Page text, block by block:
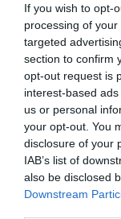
If you wish to opt-
processing of
targeted
section to confirm
opt-out request is
interest-based
us or personal
your opt-out. You
disclosure of your
IAB’s list of
also be disclosed
Downstream